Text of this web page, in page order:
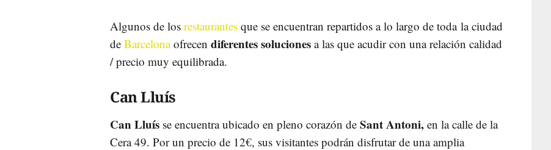
Algunos de los restaurantes que se encuentran repartidos a lo largo de toda la ciudad
de Barcelonaofrecen diferentes soluciones a las que acudir con una relación calidad
/ precio muy equilibrada.
Can Lluís
Can Lluís se encuentra ubicado en pleno corazón de Sant Antoni, en la calle de la
Cera 49. Por un precio de 12€, sus visitantes podrán disfrutar de una amplia